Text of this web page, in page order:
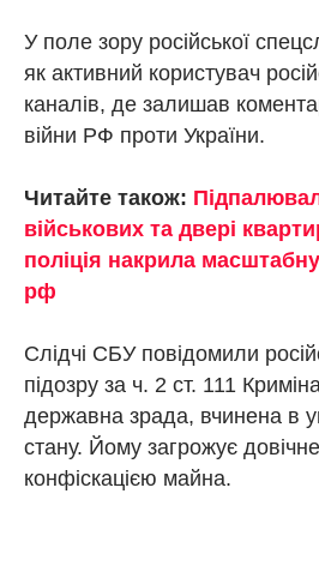
У поле зору російської
як активний користувач
каналів, де залишав
війни РФ проти України.
Читайте також:
військових та двері
поліція накрила
рф
Слідчі СБУ повідомили
підозру за ч. 2 ст. 111
державна зрада, вчинена в
стану. Йому загрожує
конфіскацією майна.